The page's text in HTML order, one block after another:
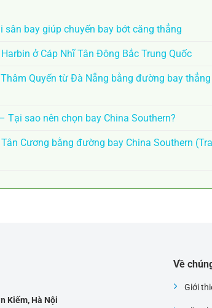
sân bay giúp chuyến bay bớt căng thẳng
ở Cáp Nhĩ Tân Đông Bắc Trung Quốc
Quyến từ Đà Nẵng bằng đường bay
Tại sao nên chọn bay China Southern?
Cương bằng đường bay China Southern
Kiếm, Hà Nội
Về
Giới